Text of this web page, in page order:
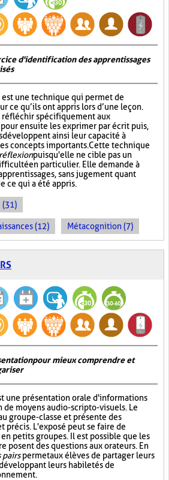
d'identification des apprentissages
est une technique qui permet de
ce qu’ils ont appris lors d’une leçon.
réfléchir spécifiquement aux
ensuite les exprimer par écrit puis,
développent ainsi leur capacité à
concepts importants. Cette technique
puisqu'elle ne cible pas un
en particulier. Elle demande à
sans jugement quant
ce qui a été appris.
(12) Métacognition (7)
pour mieux comprendre et
une présentation orale d'informations
de moyens audio-scripto-visuels. Le
groupe-classe et présente des
précis. L'exposé peut se faire de
petits groupes. Il est possible que les
posent des questions aux orateurs. En
pairspermet aux élèves de partager leurs
leurs habiletés de